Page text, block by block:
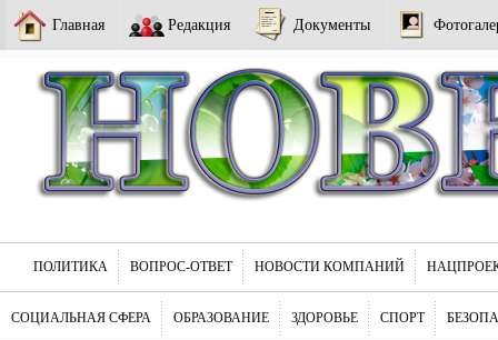
Главная Редакция Документы
ПОЛИТИКА ВОПРОС-ОТВЕТ НОВОСТИ КОМПАНИЙ
СОЦИАЛЬНАЯ СФЕРА ОБРАЗОВАНИЕ ЗДОРОВЬЕ СПОРТ